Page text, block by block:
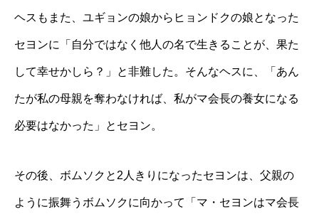
ヘスもまた、ユギョンの娘からヒョンドクの娘となった
セヨンに「自分ではなく他人の名で生きることが、果た
して幸せかしら？」と非難した。そんなヘスに、「あん
たが私の母親を奪わなければ、私がマ会長の養女になる
必要はなかった」とセヨン。
その後、ボムソクと2人きりになったセヨンは、父親の
ように振舞うボムソクに向かって「マ・セヨンはマ会長